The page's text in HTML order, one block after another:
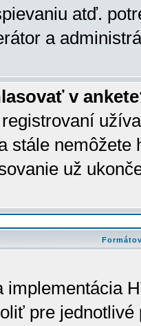
atď.
a
v
stále
už
implementácia
pre